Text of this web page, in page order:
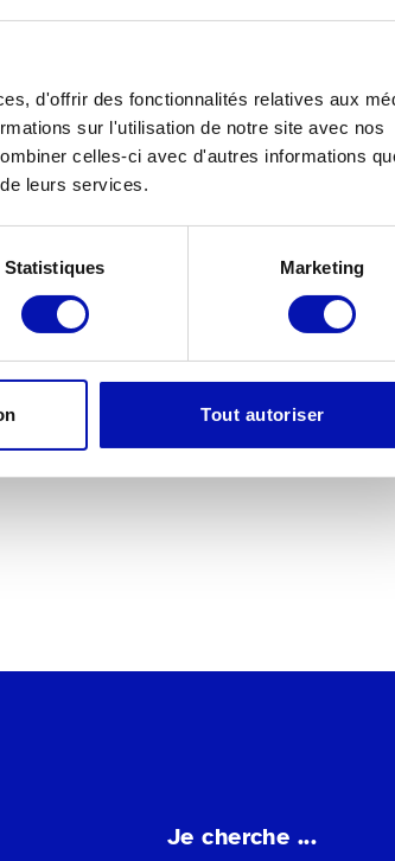
d'offrir des fonctionnalités relatives aux
sur l'utilisation de notre site avec nos
celles-ci avec d'autres informations
leurs services.
Statistiques Marketing
Tout autoriser
calendrier
Je cherche ...